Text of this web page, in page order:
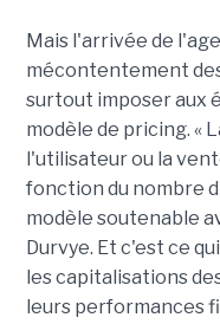
Mais l'arrivée de
mécontentement
surtout imposer aux
modèle de pricing. «
l'utilisateur ou la
fonction du nombre
modèle soutenable
Durvye. Et c'est ce
les capitalisations
leurs performances